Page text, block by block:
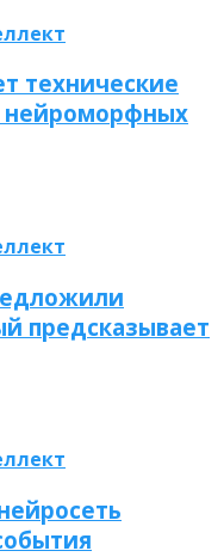
технические
нейроморфных
предсказывает